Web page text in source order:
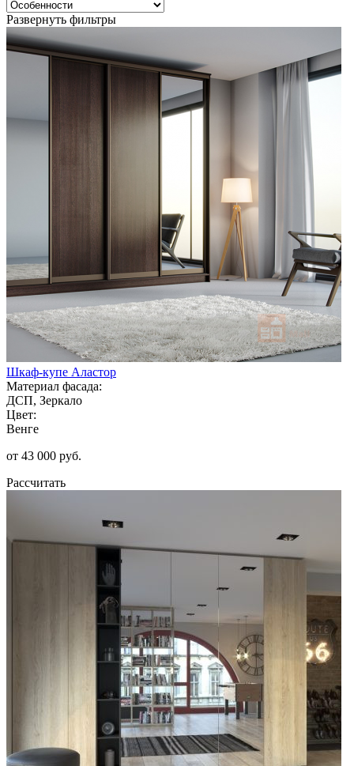
Развернуть фильтры
Шкаф-купе Аластор
Материал фасада:
ДСП, Зеркало
Цвет:
Венге
от 43 000 руб.
Рассчитать